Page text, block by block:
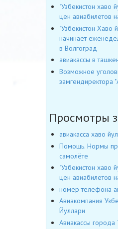
"Узбекистон хаво
цен авиабилетов
"Узбекистон Хаво
начинает
в Волгоград
авиакассы в
Возможное
замгендиректора
Просмотры
авиакасса хаво
Помощь. Нормы
самолёте
"Узбекистон хаво
цен авиабилетов
номер телефона
Авиакомпания
Йуллари
Авиакассы города